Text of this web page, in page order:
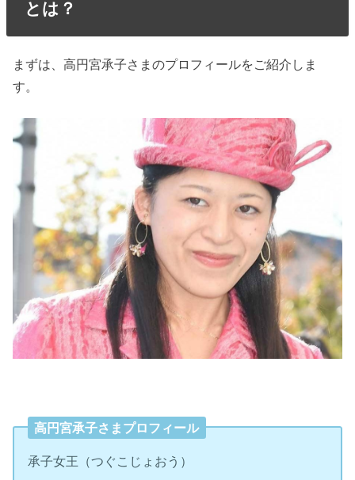
とは？
まずは、高円宮承子さまのプロフィールをご紹介しま
す。
高円宮承子さまプロフィール
承子女王（つぐこじょおう）